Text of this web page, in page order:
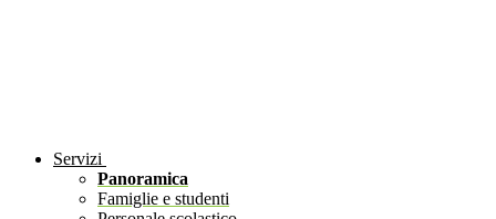
Servizi
Panoramica
Famiglie e studenti